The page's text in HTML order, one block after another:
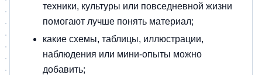
техники, культуры или повседневной жизни
помогают лучше понять материал;
какие схемы, таблицы, иллюстрации,
наблюдения или мини-опыты можно
добавить;